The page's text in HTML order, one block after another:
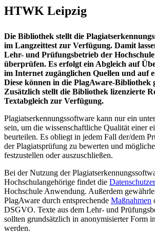
HTWK Leipzig
Die Bibliothek stellt die
im Langzeittest zur Verfügung. Damit
Lehr- und Prüfungsbetrieb der Hochschule
überprüfen. Es erfolgt ein Abgleich auf
im Internet zugänglichen Quellen und auf
Diese können in die PlagAware-Bibliothek
Zusätzlich stellt die Bibliothek lizenzierte
Textabgleich zur Verfügung.
Plagiatserkennungssoftware kann nur ein
sein, um die wissenschaftliche Qualität einer
beurteilen. Es obliegt in jedem Fall der/dem
der Plagiatsprüfung zu bewerten und
festzustellen oder auszuschließen.
Bei der Nutzung der
Hochschulangehörige findet die
Hochschule Anwendung. Außerdem
PlagAware durch entsprechende Maßnahmen
DSGVO. Texte aus dem Lehr- und
sollten grundsätzlich in anonymisierter Form
werden.